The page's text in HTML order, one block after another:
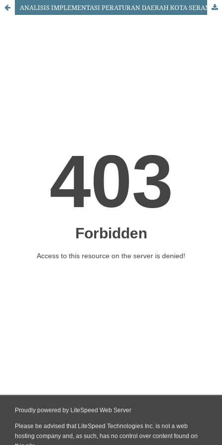
ANALISIS IMPLEMENTASI PERATURAN DAERAH KOTA SERANG NOMOR 12 TAHUN 2020 TENTANG PENYELENGGARAAN KETENTRAMAN, KETERTIBAN UMUM DAN PERLINDUNGAN MASYARAKAT (Studi Kasus: Pkl Di Jembatan Aria Wangsakara Kota Serang)